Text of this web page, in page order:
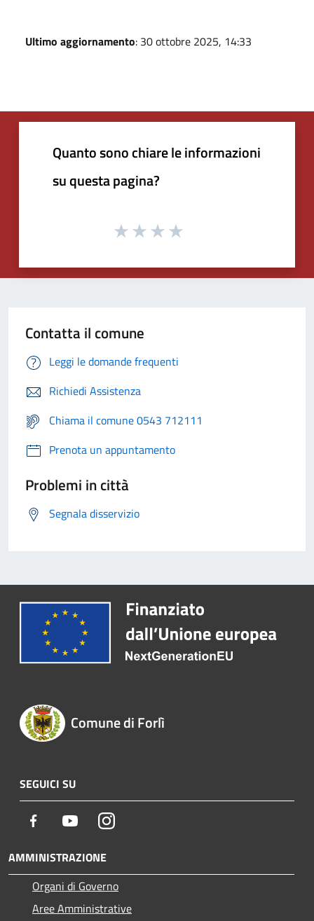
Ultimo aggiornamento: 30 ottobre 2025, 14:33
Quanto sono chiare le informazioni
su questa pagina?
Contatta il comune
Leggi le domande frequenti
Richiedi Assistenza
Chiama il comune 0543 712111
Prenota un appuntamento
Problemi in città
Segnala disservizio
Comune di Forlì
SEGUICI SU
Facebook YoutubeInstagram
AMMINISTRAZIONE
Organi di Governo
Aree Amministrative